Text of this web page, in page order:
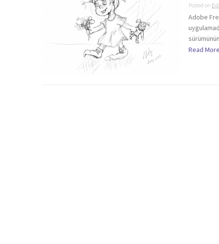
Posted on
Adobe
Read More